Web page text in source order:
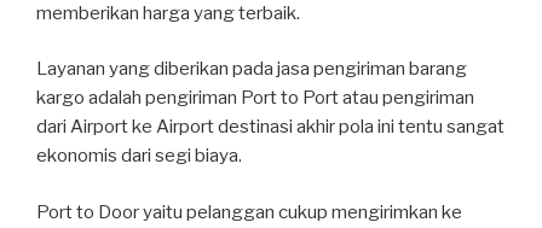
memberikan harga yang terbaik.
Layanan yang diberikan pada jasa pengiriman barang
kargo adalah pengiriman Port to Port atau pengiriman
dari Airport ke Airport destinasi akhir pola ini tentu sangat
ekonomis dari segi biaya.
Port to Door yaitu pelanggan cukup mengirimkan ke